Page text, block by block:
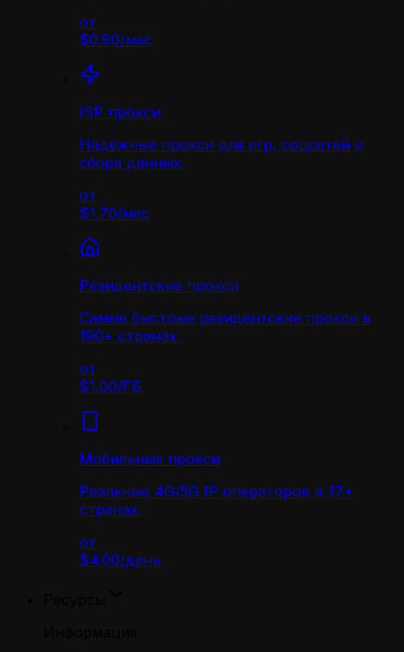
от
$0.90/мес
ISP прокси
Надёжные прокси для игр, соцсетей и
сбора данных.
от
$1.70/мес
Резидентские прокси
Самые быстрые резидентские прокси в
190+ странах.
от
$1.00/ГБ
Мобильные прокси
Реальные 4G/5G IP операторов в 17+
странах.
от
$4.00/день